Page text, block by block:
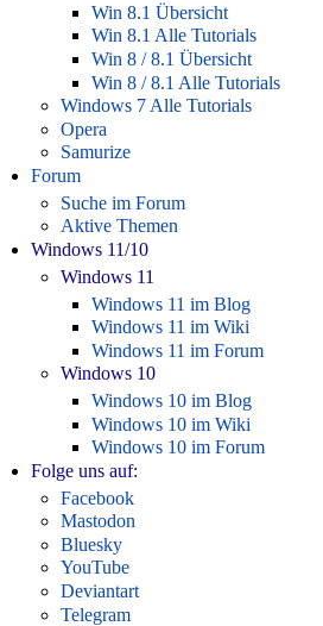
Win 8.1 Übersicht
Win 8.1 Alle Tutorials
Win 8 / 8.1 Übersicht
Win 8 / 8.1 Alle Tutorials
Windows 7 Alle Tutorials
Opera
Samurize
Forum
Suche im Forum
Aktive Themen
Windows 11/10
Windows 11
Windows 11 im Blog
Windows 11 im Wiki
Windows 11 im Forum
Windows 10
Windows 10 im Blog
Windows 10 im Wiki
Windows 10 im Forum
Folge uns auf:
Facebook
Mastodon
Bluesky
YouTube
Deviantart
Telegram